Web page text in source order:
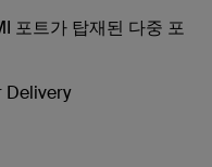
포트가 탑재된 다중 포
Delivery